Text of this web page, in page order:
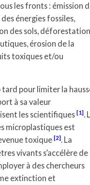
les fronts : émission
énergies fossiles,
des sols,
érosion de la
toxiques et/ou
pour limiter la
à sa valeur
les scientifiques [1].
microplastiques est
toxique [2]. La
vivants s’accélère de
à des chercheurs
extinction et